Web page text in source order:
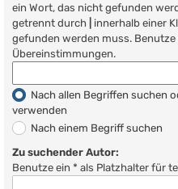
ein Wort, das nicht gefunden
getrennt durch
innerhalb einer
gefunden werden muss.
Übereinstimmungen.
Nach allen Begriffen suchen
verwenden
Nach einem Begriff suchen
Zu suchender Autor:
Benutze ein * als Platzhalter für